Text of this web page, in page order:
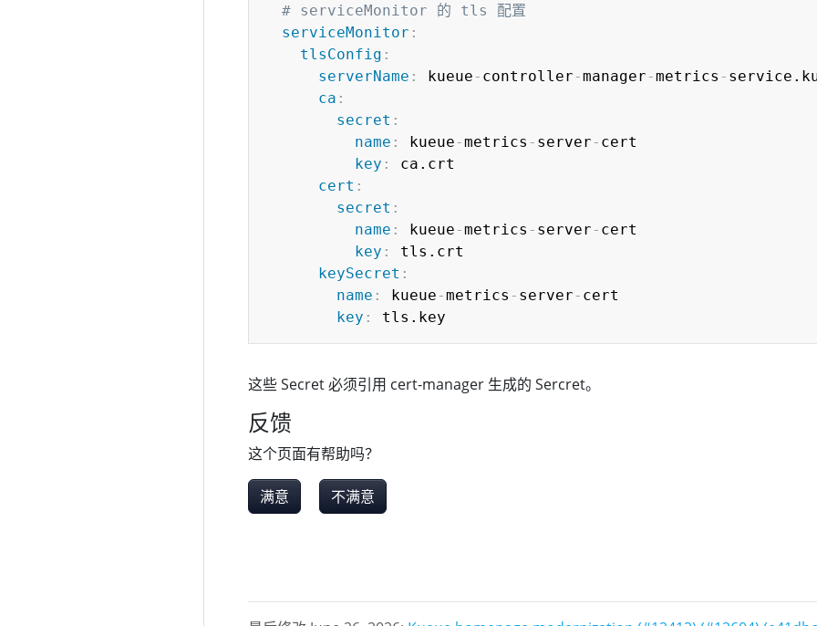
# serviceMonitor 的 tls 配置
serviceMonitor :
tlsConfig :
serverName : kueue - controller -manager -metrics -
ca :
secret :
name : kueue -metrics - server - cert
key :
ca.crt
cert :
secret :
name : kueue -metrics - server - cert
key :
tls.crt
keySecret :
name : kueue -metrics - server - cert
key :
这些 Secret 必须引用 cert-manager 生成的 Sercret。
反馈
这个页面有帮助吗？
满意 不满意